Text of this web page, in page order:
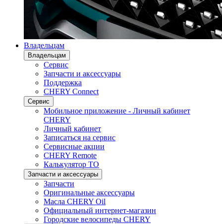
Владельцам
Владельцам
Сервис
Запчасти и аксессуары
Поддержка
CHERY Connect
Сервис
Мобильное приложение - Личный кабинет
CHERY
Личный кабинет
Записаться на сервис
Сервисные акции
CHERY Remote
Калькулятор ТО
Запчасти и аксессуары
Запчасти
Оригинальные аксессуары
Масла CHERY Oil
Официальный интернет-магазин
Городские велосипеды CHERY